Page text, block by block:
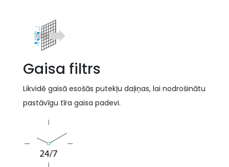
Gaisa filtrs
Likvidē gaisā esošās putekļu daļiņas, lai nodrošinātu
pastāvīgu tīra gaisa padevi.